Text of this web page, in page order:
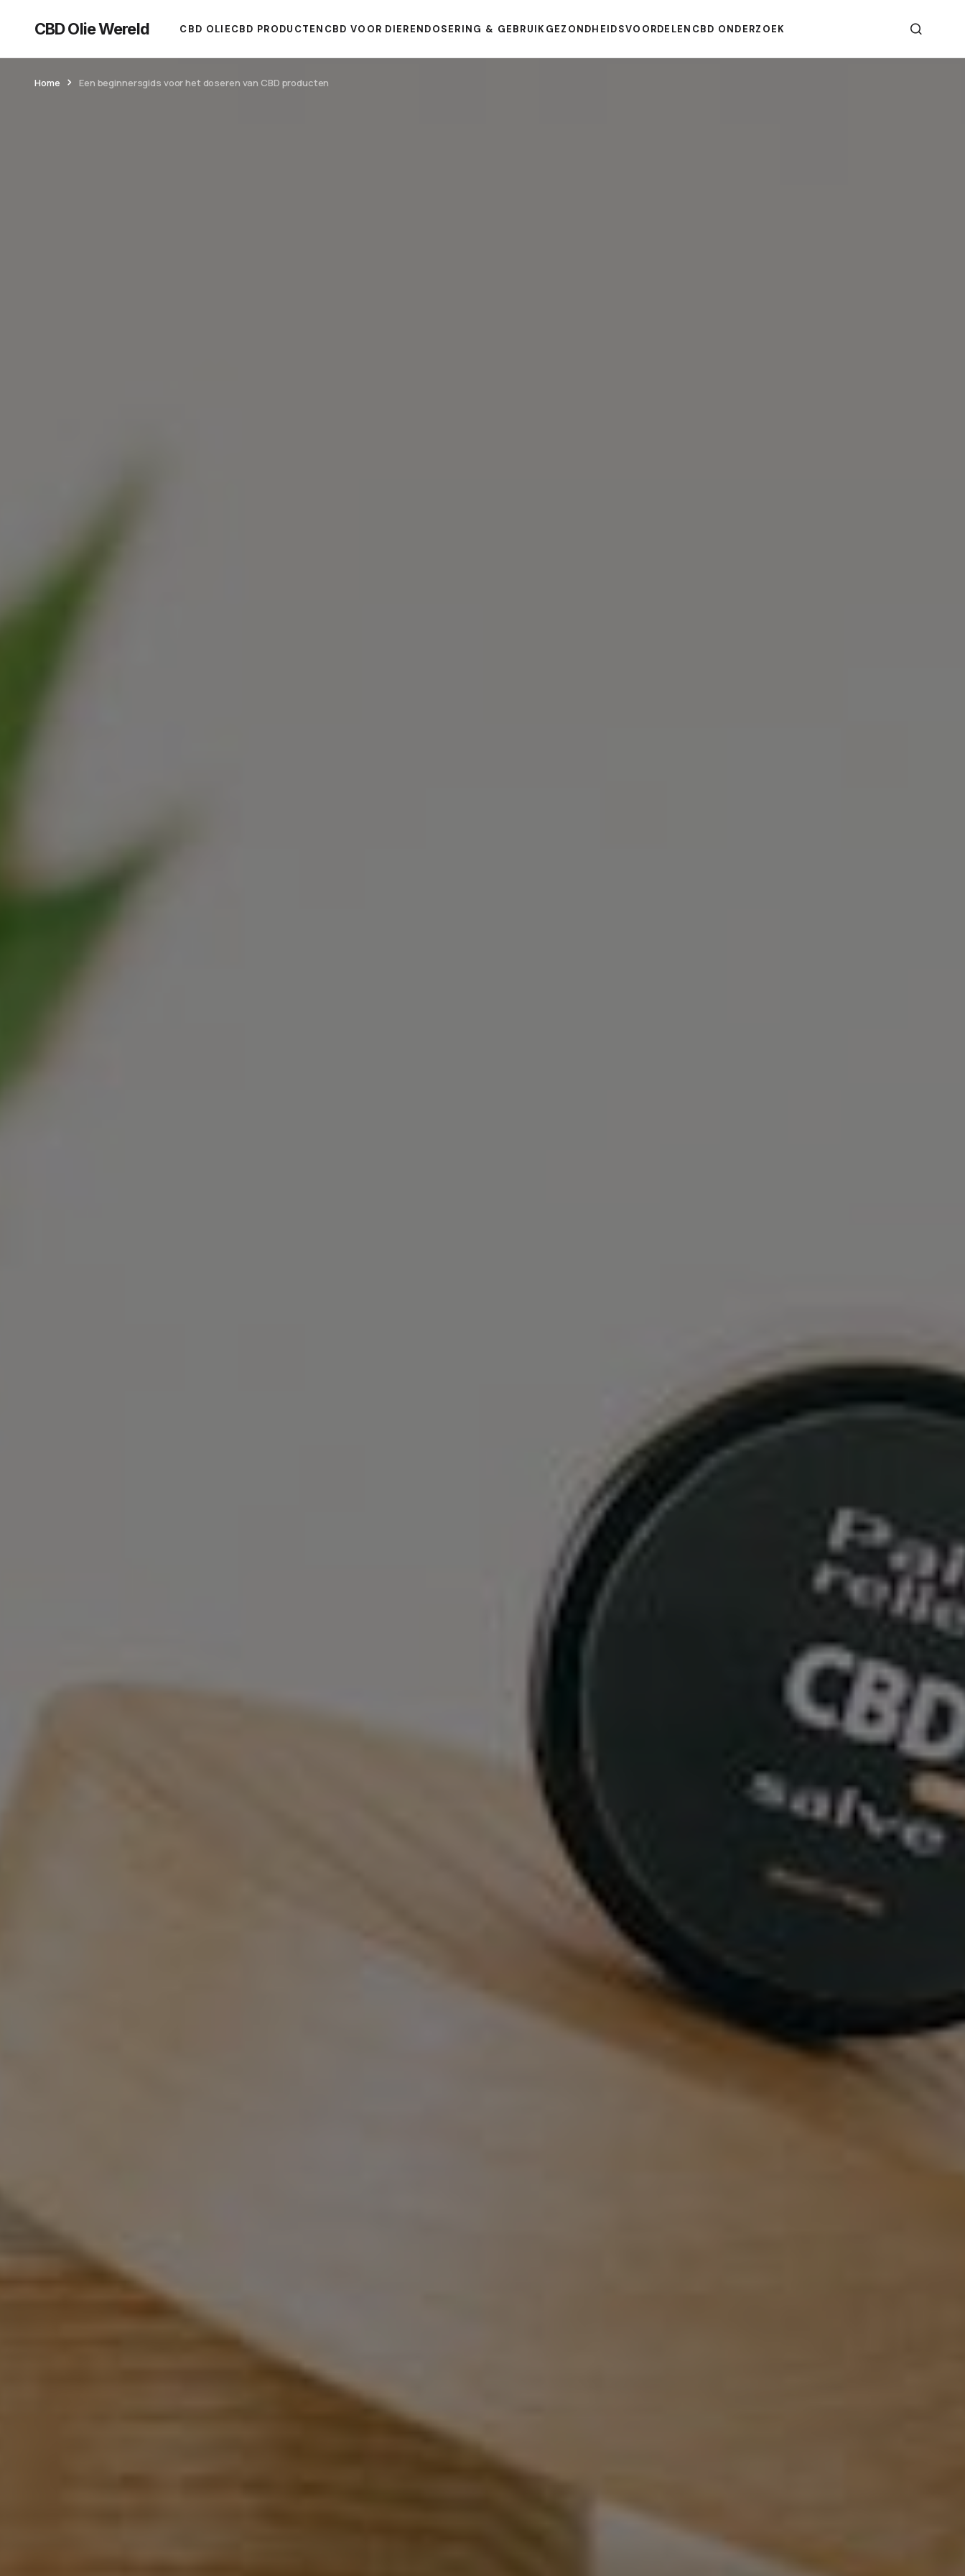
CBD Olie Wereld CBD OLIECBD PRODUCTEN CBD VOOR DIERENDOSERING & GEBRUIK GEZONDHEIDSVOORDELEN CBD ONDERZOEK
Home Een beginnersgids voor het doseren van CBD producten